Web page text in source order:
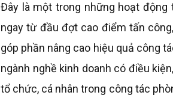
Đây là một trong những hoạt động
ngay từ đầu đợt cao điểm tấn
góp phần nâng cao hiệu quả công
ngành nghề kinh doanh có điều
tổ chức, cá nhân trong công tác